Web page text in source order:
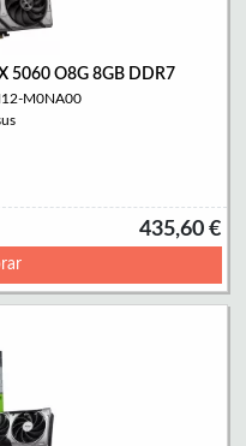
5060 O8G 8GB DDR7
M0NA00
435,60 €